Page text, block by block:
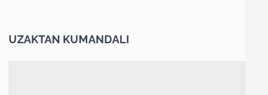
UZAKTAN KUMANDALI